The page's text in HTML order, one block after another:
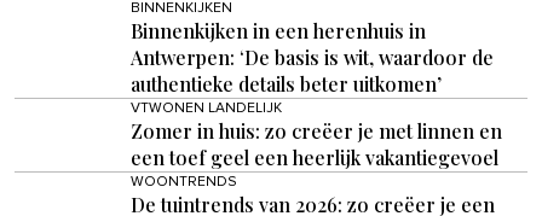
BINNENKIJKEN
Binnenkijken in een herenhuis in
Antwerpen: ‘De basis is wit, waardoor de
authentieke details beter uitkomen’
VTWONEN LANDELIJK
Zomer in huis: zo creëer je met linnen en
een toef geel een heerlijk vakantiegevoel
WOONTRENDS
De tuintrends van 2026: zo creëer je een